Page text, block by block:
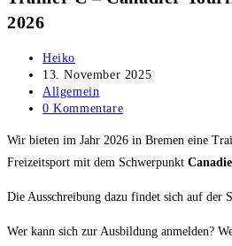
2026
Beitrags-
Autor:
Heiko
Beitrag
veröffentlicht:
13. November 2025
Beitrags-
Kategorie:
Allgemein
Beitrags-
0 Kommentare
Wir bieten im Jahr 2026 in Bremen eine
Freizeitsport mit dem Schwerpunkt
Die Ausschreibung dazu findet sich auf der
Wer kann sich zur Ausbildung anmelden?